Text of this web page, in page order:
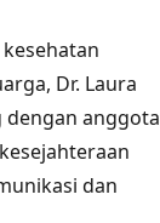
Dr. Laura
anggota
dan